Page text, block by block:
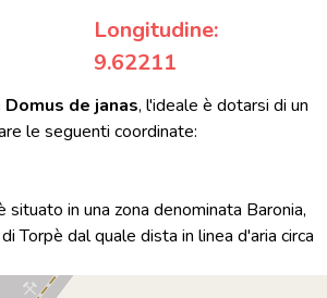
Longitudine:
9.62211
de janas, l'ideale è dotarsi di un
le seguenti coordinate:
situato in una zona denominata Baronia,
Torpè dal quale dista in linea d'aria circa